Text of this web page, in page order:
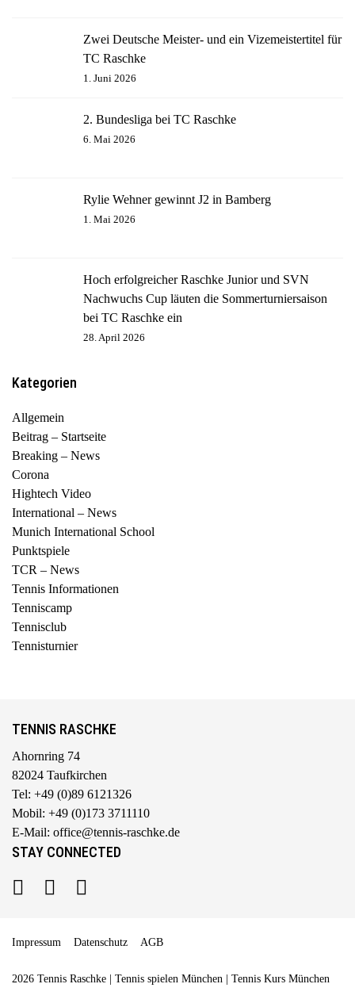
Zwei Deutsche Meister- und ein Vizemeistertitel für
TC Raschke
1. Juni 2026
2. Bundesliga bei TC Raschke
6. Mai 2026
Rylie Wehner gewinnt J2 in Bamberg
1. Mai 2026
Hoch erfolgreicher Raschke Junior und SVN
Nachwuchs Cup läuten die Sommerturniersaison
bei TC Raschke ein
28. April 2026
Kategorien
Allgemein
Beitrag – Startseite
Breaking – News
Corona
Hightech Video
International – News
Munich International School
Punktspiele
TCR – News
Tennis Informationen
Tenniscamp
Tennisclub
Tennisturnier
TENNIS RASCHKE
Ahornring 74
82024 Taufkirchen
Tel: +49 (0)89 6121326
Mobil: +49 (0)173 3711110
E-Mail: office@tennis-raschke.de
STAY CONNECTED
Impressum Datenschutz AGB
2026 Tennis Raschke | Tennis spielen München | Tennis Kurs München